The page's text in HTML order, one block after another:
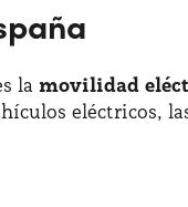
la movilidad
eléctricos,